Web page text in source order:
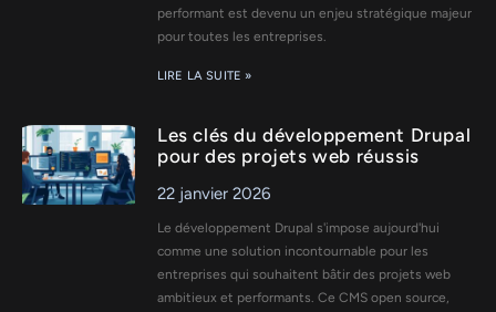
performant est devenu un enjeu stratégique majeur
pour toutes les entreprises.
LIRE LA SUITE »
Les clés du développement Drupal
pour des projets web réussis
22 janvier 2026
Le développement Drupal s'impose aujourd'hui
comme une solution incontournable pour les
entreprises qui souhaitent bâtir des projets web
ambitieux et performants. Ce CMS open source,